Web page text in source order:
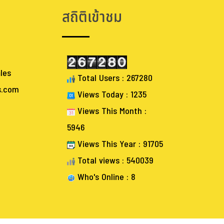
Total views : 540039
Powered by Bangkokauctioneers